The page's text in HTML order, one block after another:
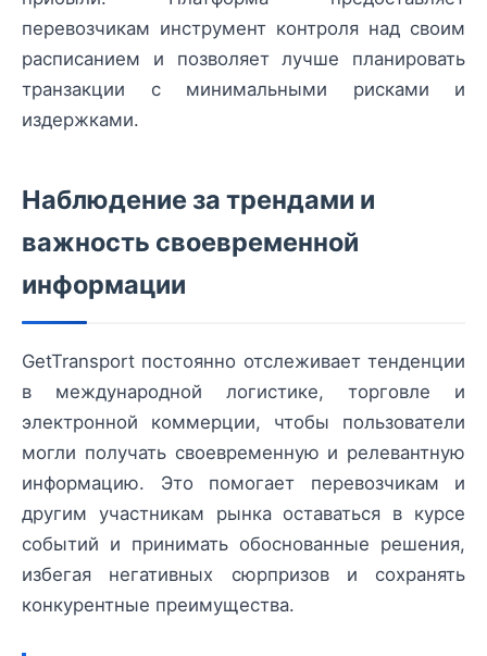
перевозчикам инструмент контроля над своим
расписанием и позволяет лучше планировать
транзакции с минимальными рисками и
издержками.
Наблюдение за трендами и
важность своевременной
информации
GetTransport постоянно отслеживает тенденции
в международной логистике, торговле и
электронной коммерции, чтобы пользователи
могли получать своевременную и релевантную
информацию. Это помогает перевозчикам и
другим участникам рынка оставаться в курсе
событий и принимать обоснованные решения,
избегая негативных сюрпризов и сохранять
конкурентные преимущества.